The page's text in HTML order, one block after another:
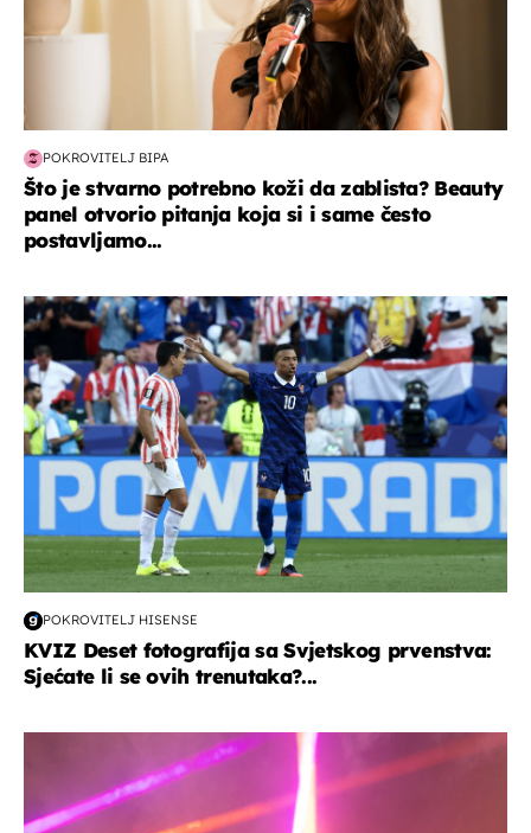
POKROVITELJ BIPA
Što je stvarno potrebno koži da zablista? Beauty
panel otvorio pitanja koja si i same često
postavljamo...
svjetsko prvenstvo 2026
POKROVITELJ HISENSE
KVIZ Deset fotografija sa Svjetskog prvenstva:
Sjećate li se ovih trenutaka?...